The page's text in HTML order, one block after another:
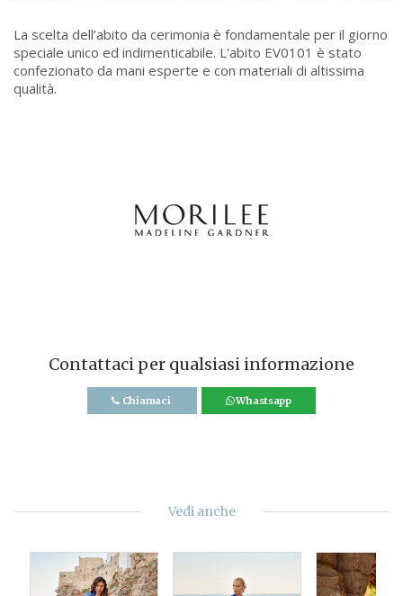
La scelta dell’abito da cerimonia è fondamentale per il giorno
speciale unico ed indimenticabile. L'abito EV0101 è stato
confezionato da mani esperte e con materiali di altissima
qualità.
Contattaci per qualsiasi informazione
Chiamaci Whastsapp
Vedi anche